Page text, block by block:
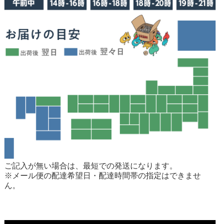
ご記入が無い場合は、最短での発送になります。
※メール便の配達希望日・配達時間帯の指定はできませ
ん。